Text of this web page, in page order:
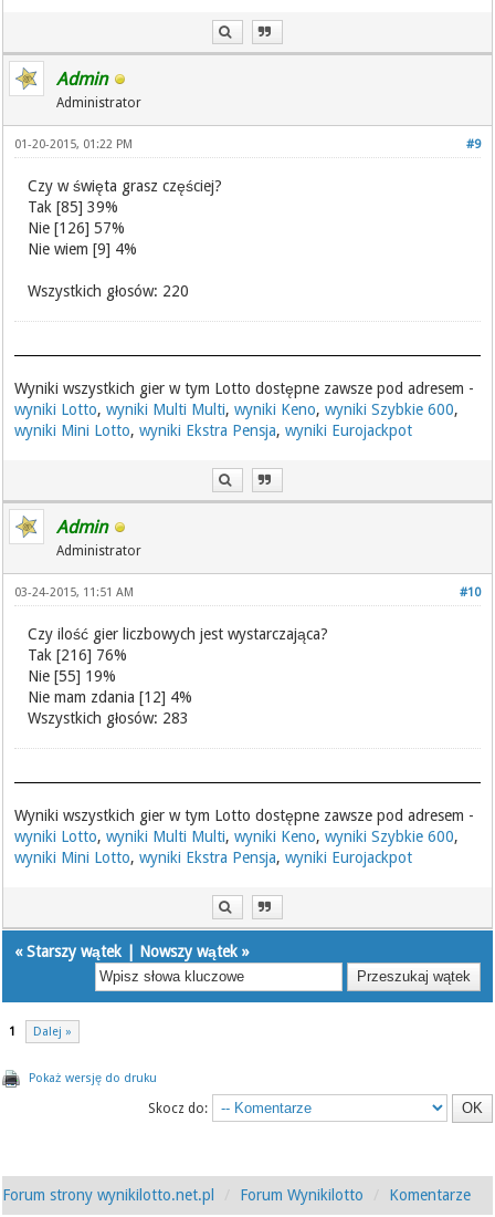
Admin
Administrator
#9
01-20-2015, 01:22 PM
Czy w święta grasz częściej?
Tak [85] 39%
Nie [126] 57%
Nie wiem [9] 4%
Wszystkich głosów: 220
Wyniki wszystkich gier w tym Lotto dostępne zawsze pod adresem -
wyniki Lotto,wyniki Multi Multi,wyniki Keno,wyniki Szybkie 600,
wyniki Mini Lotto,wyniki Ekstra Pensja,wyniki Eurojackpot
Admin
Administrator
#10
03-24-2015, 11:51 AM
Czy ilość gier liczbowych jest wystarczająca?
Tak [216] 76%
Nie [55] 19%
Nie mam zdania [12] 4%
Wszystkich głosów: 283
Wyniki wszystkich gier w tym Lotto dostępne zawsze pod adresem -
wyniki Lotto,wyniki Multi Multi,wyniki Keno,wyniki Szybkie 600,
wyniki Mini Lotto,wyniki Ekstra Pensja,wyniki Eurojackpot
«Starszy wątek Nowszy wątek »
1 Dalej »
Pokaż wersję do druku
Skocz do:
Forum strony wynikilotto.net.pl Forum Wynikilotto Komentarze